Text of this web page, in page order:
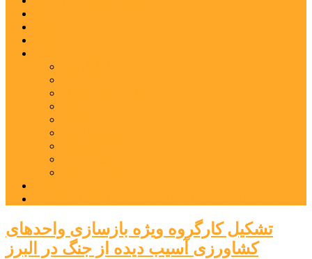
تشکیل کارگروه ویژه‌ بازسازی واحدهای
کشاورزی آسیب دیده از جنگ در البرز